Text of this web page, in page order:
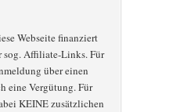
Webseite finanziert
sog. Affiliate-Links. Für
über einen
eine Vergütung. Für
KEINE zusätzlichen